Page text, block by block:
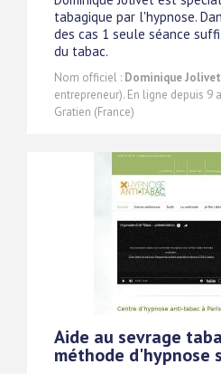
tabagique par l'hypnose.
des cas 1 seule séance
du tabac.
Nom officiel : Dominique Jolivet
entrepreneur). En ligne depuis 9
Gratien (France)
Aide au sevrage
méthode d'hypnose